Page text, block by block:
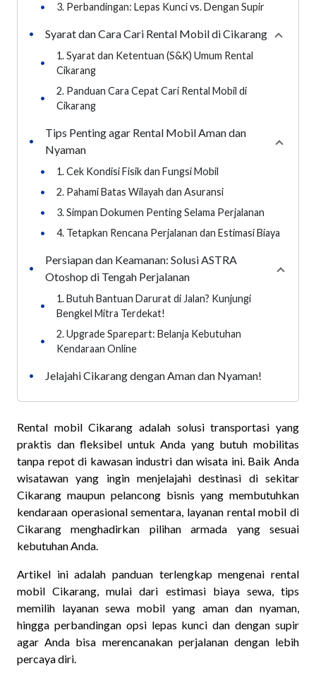
•
3. Perbandingan: Lepas Kunci vs. Dengan Supir
• Syarat dan Cara Cari Rental Mobil di Cikarang
•
1. Syarat dan Ketentuan (S&K) Umum Rental
Cikarang
•
2. Panduan Cara Cepat Cari Rental Mobil di
Cikarang
•
Tips Penting agar Rental Mobil Aman dan
Nyaman
•
1. Cek Kondisi Fisik dan Fungsi Mobil
•
2. Pahami Batas Wilayah dan Asuransi
•
3. Simpan Dokumen Penting Selama Perjalanan
•
4. Tetapkan Rencana Perjalanan dan Estimasi Biaya
•
Persiapan dan Keamanan: Solusi ASTRA
Otoshop di Tengah Perjalanan
•
1. Butuh Bantuan Darurat di Jalan? Kunjungi
Bengkel Mitra Terdekat!
•
2. Upgrade Sparepart: Belanja Kebutuhan
Kendaraan Online
• Jelajahi Cikarang dengan Aman dan Nyaman!
Rental mobil Cikarang adalah solusi transportasi yang
praktis dan fleksibel untuk Anda yang butuh mobilitas
tanpa repot di kawasan industri dan wisata ini. Baik Anda
wisatawan yang ingin menjelajahi destinasi di sekitar
Cikarang maupun pelancong bisnis yang membutuhkan
kendaraan operasional sementara, layanan rental mobil di
Cikarang menghadirkan pilihan armada yang sesuai
kebutuhan Anda.
Artikel ini adalah panduan terlengkap mengenai rental
mobil Cikarang, mulai dari estimasi biaya sewa, tips
memilih layanan sewa mobil yang aman dan nyaman,
hingga perbandingan opsi lepas kunci dan dengan supir
agar Anda bisa merencanakan perjalanan dengan lebih
percaya diri.